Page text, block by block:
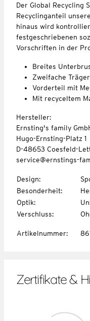
Der Global Recycling
Recyclinganteil
hinaus wird
festgeschriebenen
Vorschriften in der
Breites
Zweifache
Vorderteil mit
Mit recyceltem
Hersteller:
Ernsting's family
Hugo-Ernsting-Platz 1
D-48653 Coesfeld-
service@ernstings-
Design:
Besonderheit:
Optik:
Verschluss:
Artikelnummer:
Zertifikate &